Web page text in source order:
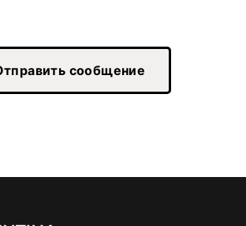
сообщение